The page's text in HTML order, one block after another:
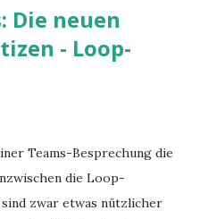
Die neuen
- Loop-
Teams-Besprechung die
die Loop-
zwar etwas nützlicher